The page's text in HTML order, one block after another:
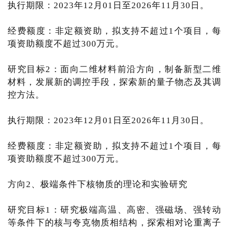
执行期限：2023年12月01日至2026年11月30日。
经费额度：非定额资助，拟支持不超过1个项目，每
项资助额度不超过300万元。
研究目标2：面向二维材料前沿方向，制备新型二维
材料，发展新的调控手段，探索新的量子物态及其调
控方法。
执行期限：2023年12月01日至2026年11月30日。
经费额度：非定额资助，拟支持不超过1个项目，每
项资助额度不超过300万元。
方向2、极端条件下核物质的理论和实验研究
研究目标1：研究极端高温、高密、强磁场、强转动
等条件下的核与夸克物质相结构，探索相对论重离子